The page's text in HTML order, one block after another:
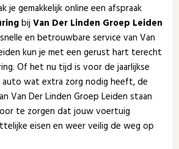
je gemakkelijk online een afspraak
bijVan Der Linden Groep Leiden
en betrouwbare service van Van
kun je met een gerust hart terecht
Of het nu tijd is voor de jaarlijkse
wat extra zorg nodig heeft, de
Van Der Linden Groep Leiden staan
te zorgen dat jouw voertuig
eisen en weer veilig de weg op